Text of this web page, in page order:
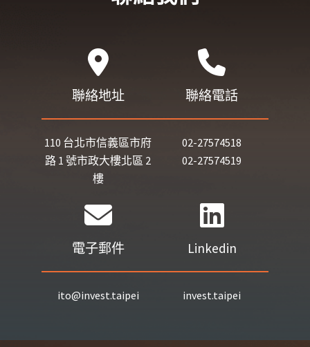
聯絡地址
110 台北市信義區市府
路 1 號市政大樓北區 2
樓
聯絡電話
02-27574518
02-27574519
電子郵件
ito@invest.taipei
Linkedin
invest.taipei